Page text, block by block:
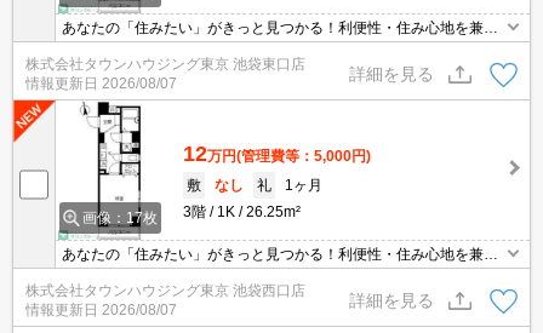
あなたの「住みたい」がきっと見つかる！利便性・住み心地を兼ね
揃えた賃貸物件！お気軽にご相談ください。お部屋探しはタウンハ
ウジングへお任せください！
株式会社タウンハウジング東京 池袋東口店
情報更新日 2026/08/07
詳細を見る
画像：17枚
12万円(管理費等：5,000円)
敷
なし 礼
1ヶ月
3階
1K 26.25m²
あなたの「住みたい」がきっと見つかる！利便性・住み心地を兼ね
揃えた賃貸物件！お気軽にご相談ください。お部屋探しはタウンハ
ウジングへお任せください！
株式会社タウンハウジング東京 池袋西口店
情報更新日 2026/08/07
詳細を見る